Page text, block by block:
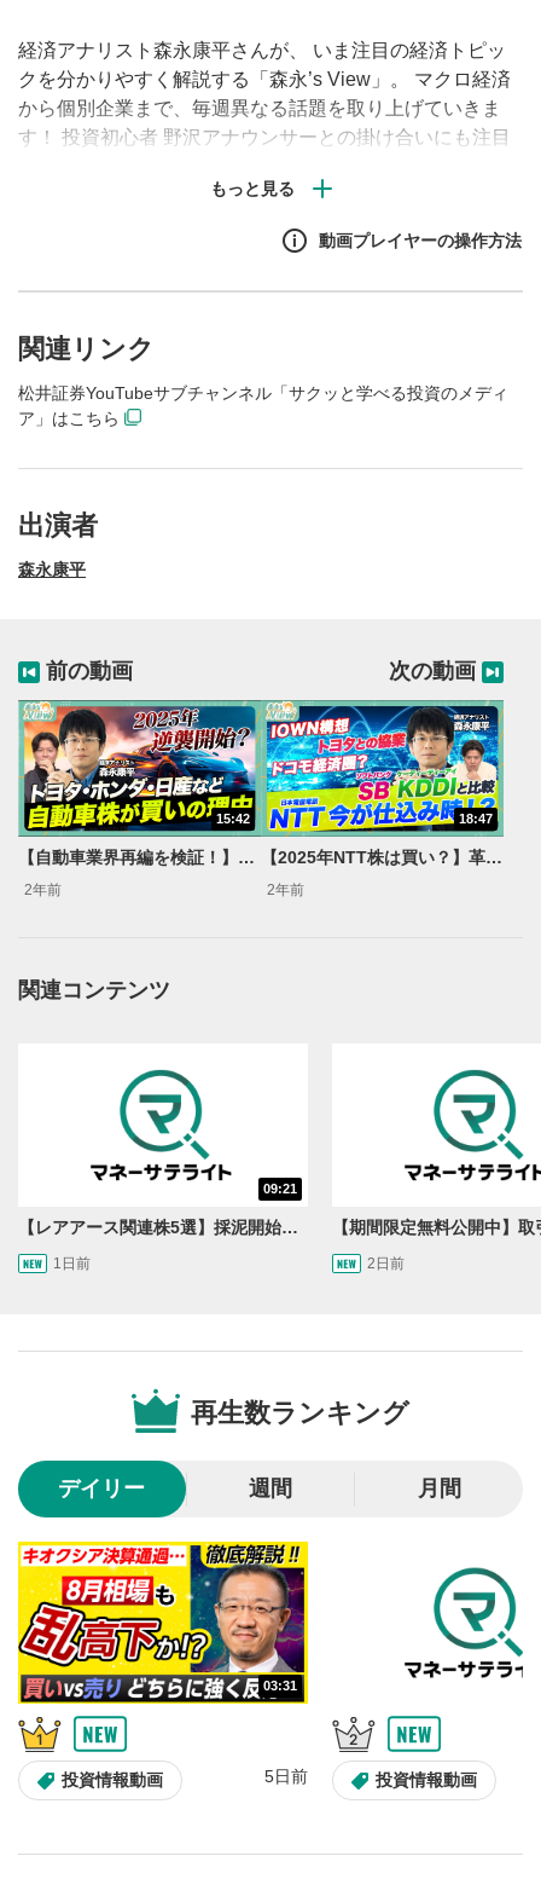
経済アナリスト森永康平さんが、 いま注目の経済トピッ
クを分かりやすく解説する「森永’s View」。 マクロ経済
から個別企業まで、毎週異なる話題を取り上げていきま
す！ 投資初心者 野沢アナウンサーとの掛け合いにも注目
動画プレイヤーの操作方法
1
動画再生エリア
動画再生エリアをクリックすると、動画を再生または
一時停止します。
2
動画タイトル
動画タイトルが表示されます。クリックすると
YouTubeサイトに移動します。
ー内にあります。
SNSやメールなどで動画を共有・シェアすることがで
きます。
スマートフォンで視聴の場合は動画再生エリア右上のメニュ
ー内にあります。
再生位置を示しています。再生したい位置をクリック
するとその位置から動画が再生されます。
スライダーを上下すると音量が調整できます。
してください。
字幕設定
クリックすると字幕を付けることができます。
字幕は自動生成です。
スマートフォンで視聴の場合は画面右下の設定(歯車マーク)
より選択できます。
9
再生速度/画質の設定
画質の選択/再生速度の変更ができます。
より選択できます。
10
YouTubeリンク
11 全画面表示
関連リンク
松井証券YouTubeサブチャンネル「サクッと学べる投資のメディ
ア」はこちら
出演者
森永康平
前の動画
15:42
【自動車業界再編を検証！】ホンダ・日産統合報道/2025年 自動車株は買い？【森永‘sVIEW】
2年前
次の動画
18:47
【2025年NTT株は買い？】革新的技術IOWN構想とは【森永‘sVIEW】
2年前
関連コンテンツ
09:21
【レアアース関連株5選】採泥開始！国産化を目指すレアアースで注目の銘柄は？＜たけぞうNEWS＞
1日前 2日前
再生数ランキング
デイリー 週間 月間
03:31
投資情報動画 5日前 投資情報動画